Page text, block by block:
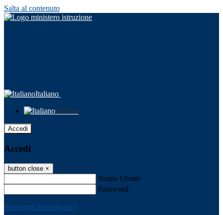
Salta al contenuto
Italiano
Italiano
Accedi
Accedi
button close ×
Nome Utente
Password
Password dimenticata?